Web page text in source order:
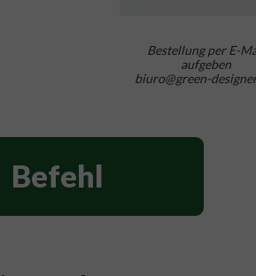
Befehl
Bestellung per E-
aufgeben
biuro@green-